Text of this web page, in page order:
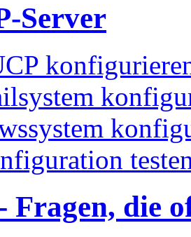
Server
Fragen, die